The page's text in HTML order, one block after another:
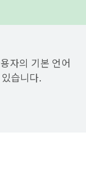
자의 기본 언어
습니다.